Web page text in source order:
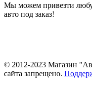
Мы можем привезти
авто под заказ!
© 2012-2023 Магазин
сайта запрещено.